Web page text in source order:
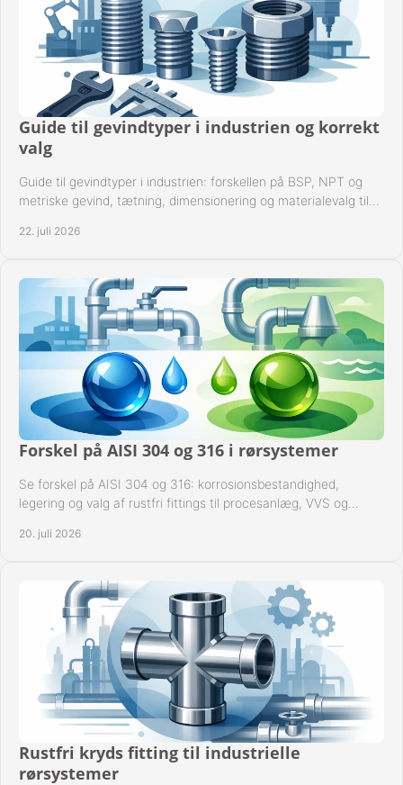
Guide til gevindtyper i industrien og korrekt
valg
Guide til gevindtyper i industrien: forskellen på BSP, NPT og
metriske gevind, tætning, dimensionering og materialevalg til
22. juli 2026
Forskel på AISI 304 og 316 i rørsystemer
Se forskel på AISI 304 og 316: korrosionsbestandighed,
legering og valg af rustfri fittings til procesanlæg, VVS og
20. juli 2026
Rustfri kryds fitting til industrielle
rørsystemer